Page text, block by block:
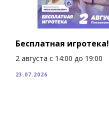
Бесплатная игротека!
2 августа с 14:00 до 19:00
23.07.2026